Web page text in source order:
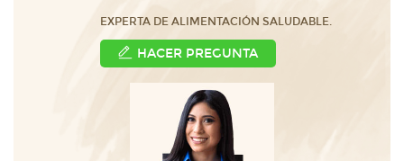
EXPERTA DE ALIMENTACIÓN SALUDABLE.
HACER PREGUNTA